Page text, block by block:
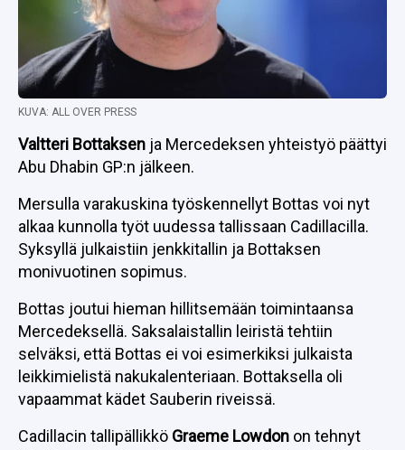
KUVA: ALL OVER PRESS
Valtteri Bottaksen ja Mercedeksen yhteistyö päättyi
Abu Dhabin GP:n jälkeen.
Mersulla varakuskina työskennellyt Bottas voi nyt
alkaa kunnolla työt uudessa tallissaan Cadillacilla.
Syksyllä julkaistiin jenkkitallin ja Bottaksen
monivuotinen sopimus.
Bottas joutui hieman hillitsemään toimintaansa
Mercedeksellä. Saksalaistallin leiristä tehtiin
selväksi, että Bottas ei voi esimerkiksi julkaista
leikkimielistä nakukalenteriaan. Bottaksella oli
vapaammat kädet Sauberin riveissä.
Cadillacin tallipällikkö Graeme Lowdon on tehnyt